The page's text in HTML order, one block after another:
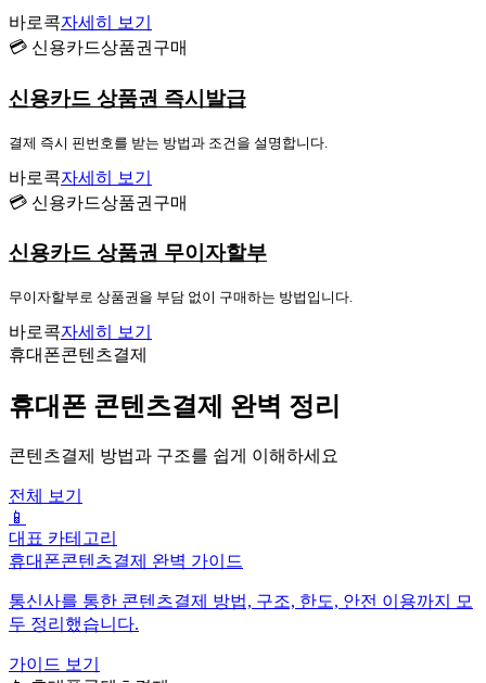
바로콕자세히 보기
💳 신용카드상품권구매
신용카드 상품권 즉시발급
결제 즉시 핀번호를 받는 방법과 조건을 설명합니다.
바로콕자세히 보기
💳 신용카드상품권구매
신용카드 상품권 무이자할부
무이자할부로 상품권을 부담 없이 구매하는 방법입니다.
바로콕자세히 보기
휴대폰콘텐츠결제
휴대폰 콘텐츠결제 완벽 정리
콘텐츠결제 방법과 구조를 쉽게 이해하세요
전체 보기
📱
대표 카테고리
휴대폰콘텐츠결제 완벽 가이드
통신사를 통한 콘텐츠결제 방법, 구조, 한도, 안전 이용까지 모
두 정리했습니다.
가이드 보기